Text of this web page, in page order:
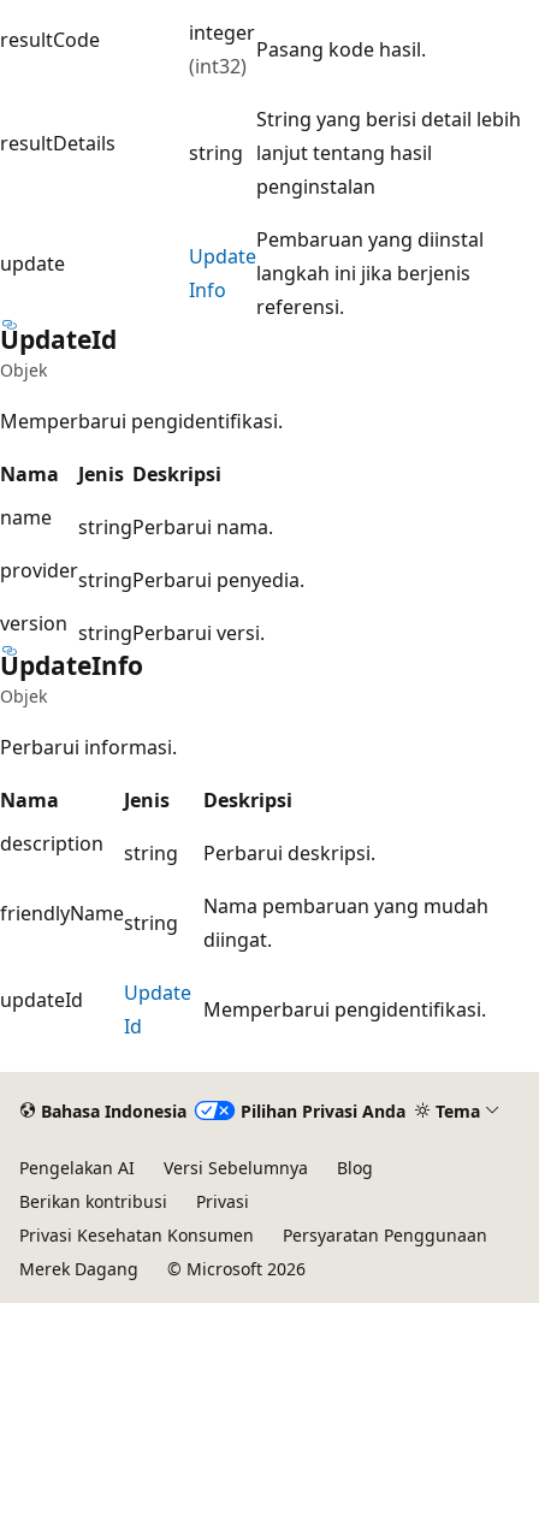
resultCode
integer
(int32)
Pasang kode hasil.
resultDetails string
String yang berisi detail lebih
lanjut tentang hasil
penginstalan
update
Update
Info
Pembaruan yang diinstal
langkah ini jika berjenis
referensi.
UpdateId
Objek
Memperbarui pengidentifikasi.
Nama
Jenis Deskripsi
name
stringPerbarui nama.
providerstringPerbarui penyedia.
version stringPerbarui versi.
UpdateInfo
Objek
Perbarui informasi.
Nama
Jenis
Deskripsi
description
string Perbarui deskripsi.
friendlyNamestring
Nama pembaruan yang mudah
diingat.
updateId
Update
Id
Memperbarui pengidentifikasi.
Bahasa Indonesia Pilihan Privasi Anda Tema
Pengelakan AI Versi Sebelumnya
Blog
Berikan kontribusi
Privasi
Privasi Kesehatan Konsumen
Persyaratan Penggunaan
Merek Dagang
© Microsoft 2026